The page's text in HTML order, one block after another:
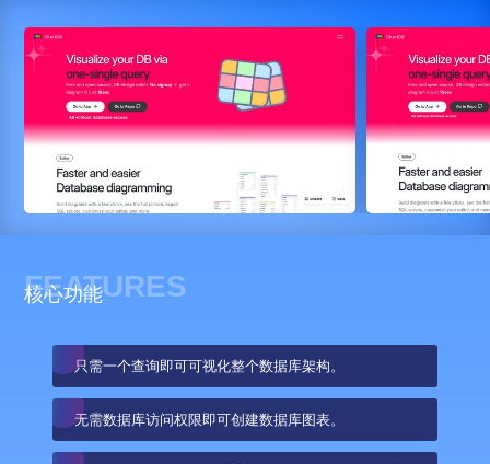
FEATURES
核心功能
只需一个查询即可可视化整个数据库架构。
无需数据库访问权限即可创建数据库图表。